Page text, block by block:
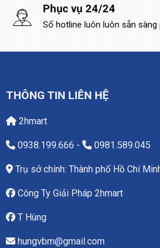
Phục vụ 24/24
Số hotline luôn luôn sẵn sàng
THÔNG TIN LIÊN HỆ
2hmart
0938.199.666 - 0981.589.045
Trụ sở chính: Thành phố Hồ Chí
Công Ty Giải Pháp 2hmart
T Hùng
hungvbm@gmail.com